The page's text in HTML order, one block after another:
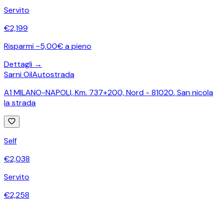
Servito
€2,199
Risparmi ~5,00€ a pieno
Dettagli →
Sarni OilAutostrada
A1 MILANO-NAPOLI, Km. 737+200, Nord - 81020,San nicola
la strada
Self
€2,038
Servito
€2,258